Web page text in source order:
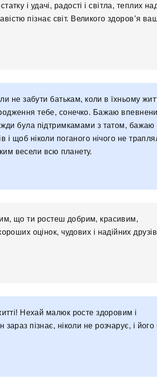
і удачі, радості і світла, теплих
пізнає світ. Великого здоров’я
не забути батькам, коли в їхньому
тебе, сонечко. Бажаю
була підтримкамами з татом, бажаю
і щоб ніколи поганого нічого не
весели всю планету.
що ти ростеш добрим, красивим,
оцінок, чудових і надійних
Нехай малюк росте здоровим і
пізнає, ніколи не розчарує, і